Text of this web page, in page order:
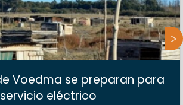
Voedma se preparan para
eléctrico